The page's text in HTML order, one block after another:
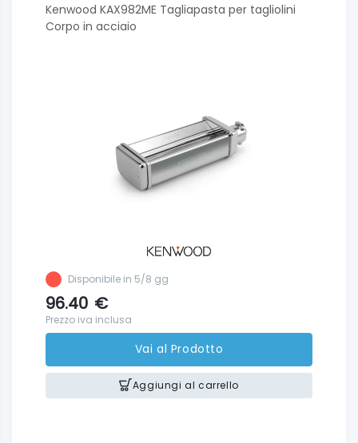
Kenwood KAX982ME Tagliapasta per tagliolini
Corpo in acciaio
Disponibile in 5/8 gg
96.40 €
Prezzo iva inclusa
Vai al Prodotto
Aggiungi al carrello